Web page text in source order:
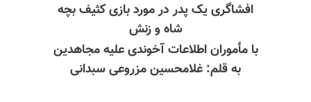
افشاگری یک پدر در مورد بازی کثیف بچه
شاه و زنش
با مأموران اطلاعات آخوندی علیه مجاهدین
به قلم: غلامحسین مزروعی سبدانی